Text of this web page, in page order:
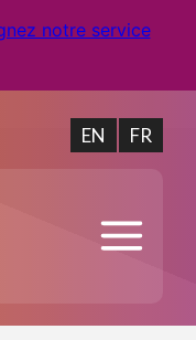
notre service
EN FR